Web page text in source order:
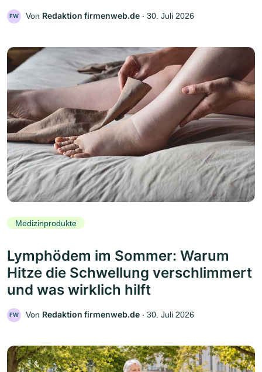
FW Von Redaktion firmenweb.de ‧ 30. Juli 2026
Medizinprodukte
Lymphödem im Sommer: Warum
Hitze die Schwellung verschlimmert
und was wirklich hilft
FW Von Redaktion firmenweb.de ‧ 30. Juli 2026